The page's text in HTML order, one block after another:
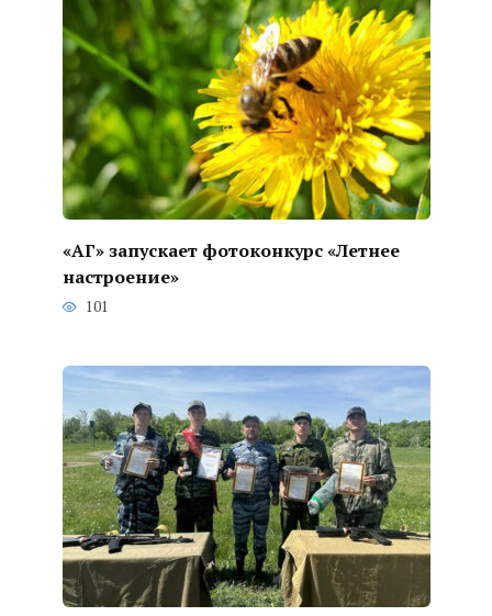
«АГ» запускает фотоконкурс «Летнее
настроение»
101